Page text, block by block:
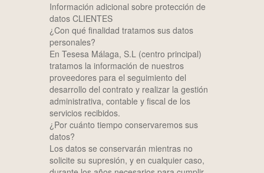
Información adicional sobre protección de
datos CLIENTES
¿Con qué finalidad tratamos sus datos
personales?
En Tesesa Málaga, S.L (centro principal)
tratamos la información de nuestros
proveedores para el seguimiento del
desarrollo del contrato y realizar la gestión
administrativa, contable y fiscal de los
servicios recibidos.
¿Por cuánto tiempo conservaremos sus
datos?
Los datos se conservarán mientras no
solicite su supresión, y en cualquier caso,